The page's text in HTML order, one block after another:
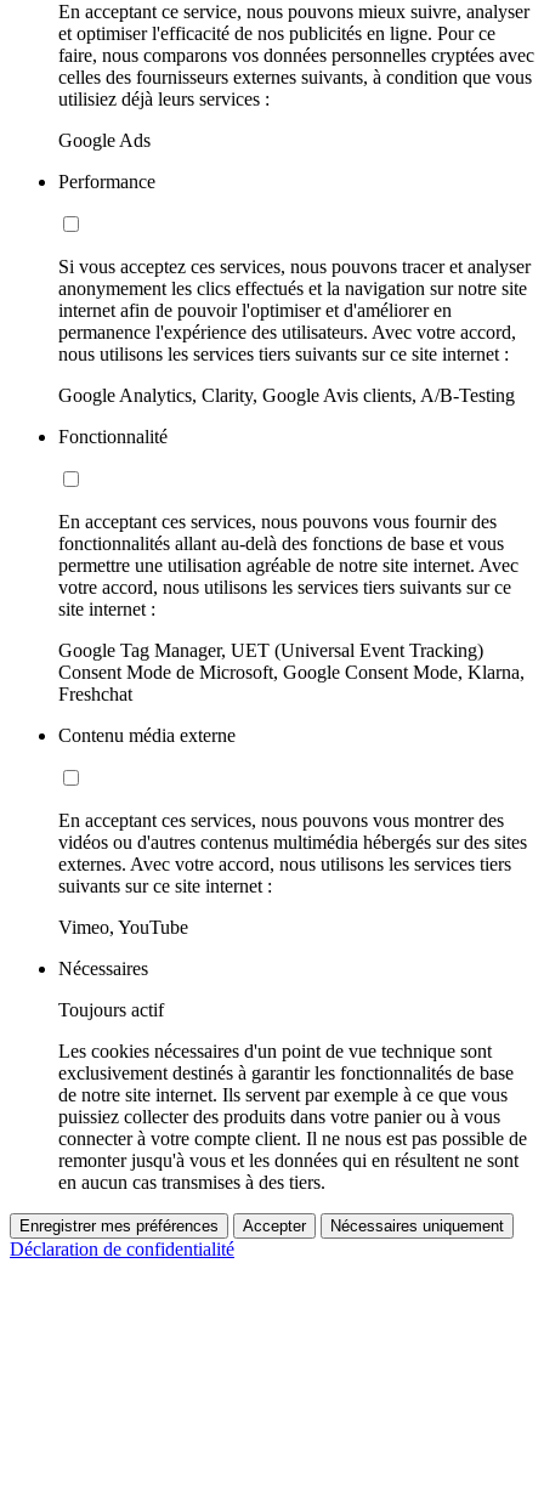
En acceptant ce service, nous pouvons mieux suivre, analyser
et optimiser l'efficacité de nos publicités en ligne. Pour ce
faire, nous comparons vos données personnelles cryptées avec
celles des fournisseurs externes suivants, à condition que vous
utilisiez déjà leurs services :
Google Ads
Performance
Si vous acceptez ces services, nous pouvons tracer et analyser
anonymement les clics effectués et la navigation sur notre site
internet afin de pouvoir l'optimiser et d'améliorer en
permanence l'expérience des utilisateurs. Avec votre accord,
nous utilisons les services tiers suivants sur ce site internet :
Google Analytics, Clarity, Google Avis clients, A/B-Testing
Fonctionnalité
En acceptant ces services, nous pouvons vous fournir des
fonctionnalités allant au-delà des fonctions de base et vous
permettre une utilisation agréable de notre site internet. Avec
votre accord, nous utilisons les services tiers suivants sur ce
site internet :
Google Tag Manager, UET (Universal Event Tracking)
Consent Mode de Microsoft, Google Consent Mode, Klarna,
Freshchat
Contenu média externe
En acceptant ces services, nous pouvons vous montrer des
vidéos ou d'autres contenus multimédia hébergés sur des sites
externes. Avec votre accord, nous utilisons les services tiers
suivants sur ce site internet :
Vimeo, YouTube
Nécessaires
Toujours actif
Les cookies nécessaires d'un point de vue technique sont
exclusivement destinés à garantir les fonctionnalités de base
de notre site internet. Ils servent par exemple à ce que vous
puissiez collecter des produits dans votre panier ou à vous
connecter à votre compte client. Il ne nous est pas possible de
remonter jusqu'à vous et les données qui en résultent ne sont
en aucun cas transmises à des tiers.
Enregistrer mes préférences Accepter Nécessaires uniquement
Déclaration de confidentialité